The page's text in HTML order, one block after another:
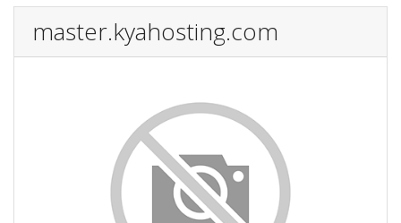
master.kyahosting.com